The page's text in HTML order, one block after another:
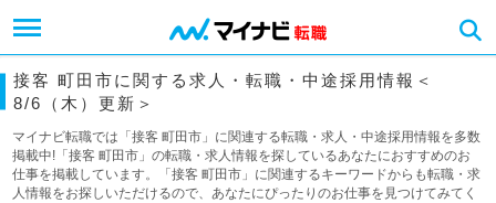
接客 町田市に関する求人・転職・中途採用情報＜
8/6（木）更新＞
マイナビ転職では「接客 町田市」に関連する転職・求人・中途採用情報を多数
掲載中!「接客 町田市」の転職・求人情報を探しているあなたにおすすめのお
仕事を掲載しています。「接客 町田市」に関連するキーワードからも転職・求
人情報をお探しいただけるので、あなたにぴったりのお仕事を見つけてみてく